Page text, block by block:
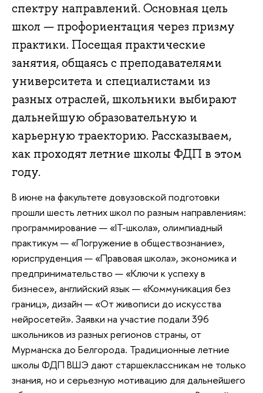
спектру направлений. Основная цель
школ — профориентация через призму
практики. Посещая практические
занятия, общаясь с преподавателями
университета и специалистами из
разных отраслей, школьники выбирают
дальнейшую образовательную и
карьерную траекторию. Рассказываем,
как проходят летние школы ФДП в этом
году.
В июне на факультете довузовской подготовки
прошли шесть летних школ по разным направлениям:
программирование — «IT-школа», олимпиадный
практикум — «Погружение в обществознание»,
юриспруденция — «Правовая школа», экономика и
предпринимательство — «Ключи к успеху в
бизнесе», английский язык — «Коммуникация без
границ», дизайн — «От живописи до искусства
нейросетей». Заявки на участие подали 396
школьников из разных регионов страны, от
Мурманска до Белгорода. Традиционные летние
школы ФДП ВШЭ дают старшеклассникам не только
знания, но и серьезную мотивацию для дальнейшего